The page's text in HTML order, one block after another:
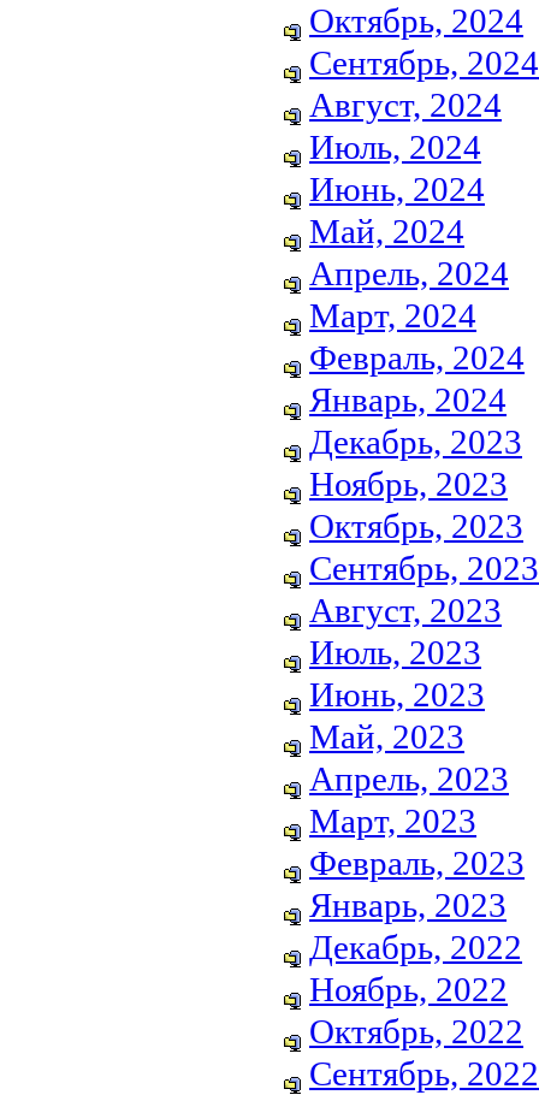
Октябрь, 2024
Сентябрь, 2024
Август, 2024
Июль, 2024
Июнь, 2024
Май, 2024
Апрель, 2024
Март, 2024
Февраль, 2024
Январь, 2024
Декабрь, 2023
Ноябрь, 2023
Октябрь, 2023
Сентябрь, 2023
Август, 2023
Июль, 2023
Июнь, 2023
Май, 2023
Апрель, 2023
Март, 2023
Февраль, 2023
Январь, 2023
Декабрь, 2022
Ноябрь, 2022
Октябрь, 2022
Сентябрь, 2022